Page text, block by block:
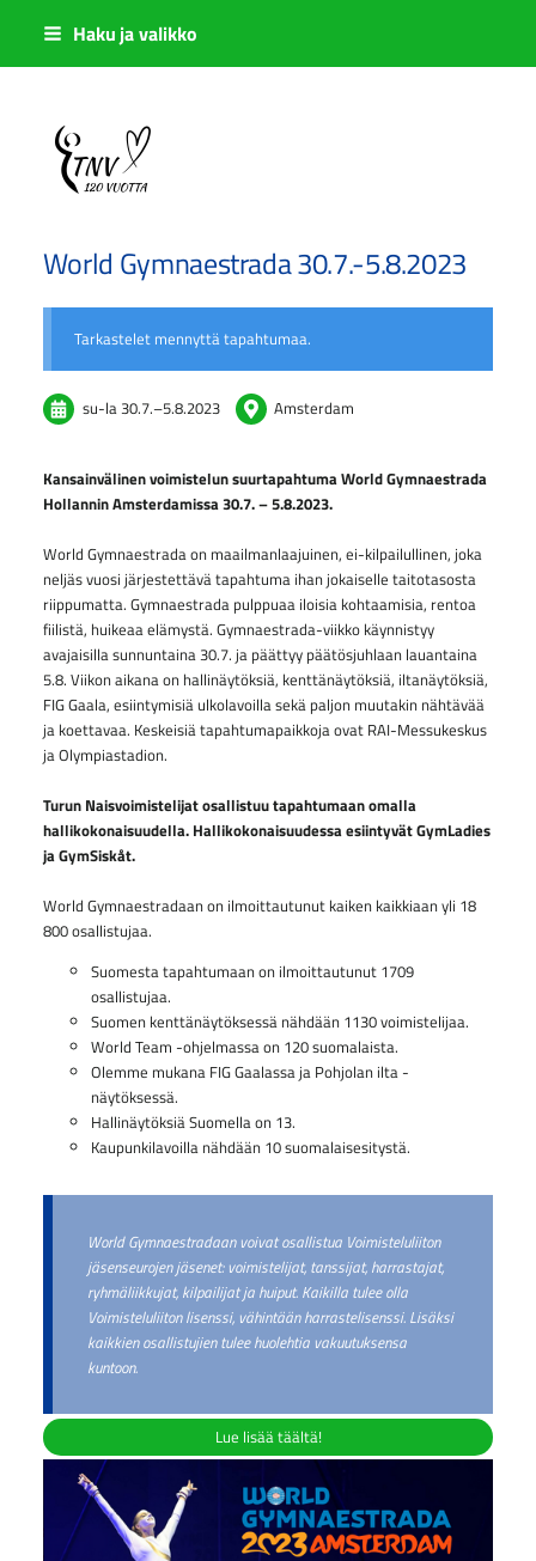
Siirry
sisältöön
Haku ja valikko
Sivuston etusivulle
World Gymnaestrada 30.7.-5.8.2023
Tarkastelet mennyttä tapahtumaa.
su-la30.7.–5.8.2023 Amsterdam
Kansainvälinen voimistelun suurtapahtuma World Gymnaestrada
Hollannin Amsterdamissa 30.7. – 5.8.2023.
World Gymnaestrada on maailmanlaajuinen, ei-kilpailullinen, joka
neljäs vuosi järjestettävä tapahtuma ihan jokaiselle taitotasosta
riippumatta. Gymnaestrada pulppuaa iloisia kohtaamisia, rentoa
fiilistä, huikeaa elämystä. Gymnaestrada-viikko käynnistyy
avajaisilla sunnuntaina 30.7. ja päättyy päätösjuhlaan lauantaina
5.8. Viikon aikana on hallinäytöksiä, kenttänäytöksiä, iltanäytöksiä,
FIG Gaala, esiintymisiä ulkolavoilla sekä paljon muutakin nähtävää
ja koettavaa. Keskeisiä tapahtumapaikkoja ovat RAI-Messukeskus
ja Olympiastadion.
Turun Naisvoimistelijat osallistuu tapahtumaan omalla
hallikokonaisuudella. Hallikokonaisuudessa esiintyvät GymLadies
ja GymSiskåt.
World Gymnaestradaan on ilmoittautunut kaiken kaikkiaan yli 18
800 osallistujaa.
Suomesta tapahtumaan on ilmoittautunut 1709
osallistujaa.
Suomen kenttänäytöksessä nähdään 1130 voimistelijaa.
World Team -ohjelmassa on 120 suomalaista.
Olemme mukana FIG Gaalassa ja Pohjolan ilta -
näytöksessä.
Hallinäytöksiä Suomella on 13.
Kaupunkilavoilla nähdään 10 suomalaisesitystä.
World Gymnaestradaan voivat osallistua Voimisteluliiton
jäsenseurojen jäsenet: voimistelijat, tanssijat, harrastajat,
ryhmäliikkujat, kilpailijat ja huiput. Kaikilla tulee olla
Voimisteluliiton lisenssi, vähintään harrastelisenssi. Lisäksi
kaikkien osallistujien tulee huolehtia vakuutuksensa
kuntoon.
Lue lisää täältä!